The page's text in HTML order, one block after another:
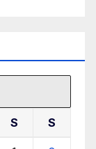
S S